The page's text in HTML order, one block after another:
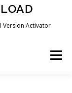
Version Activator
Menu